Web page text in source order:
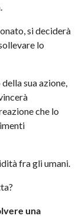
si deciderà
lo
sua azione,
che lo
fra gli umani.
una